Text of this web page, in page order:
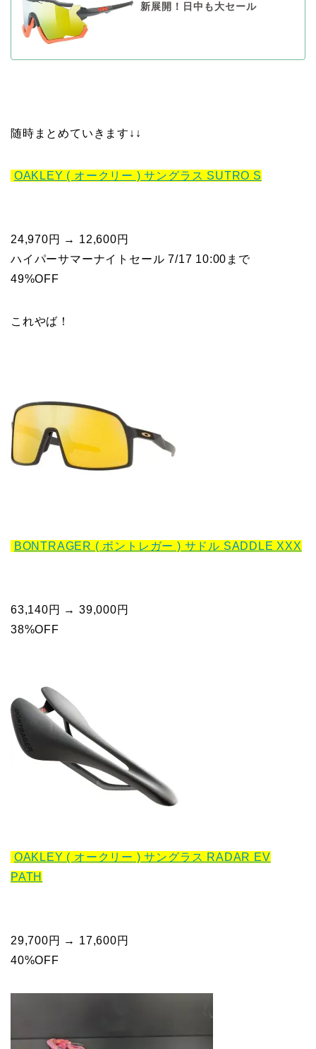
新展開！日中も大セール
随時まとめていきます↓↓
OAKLEY ( オークリー ) サングラス SUTRO S
24,970円 → 12,600円
ハイパーサマーナイトセール 7/17 10:00まで
49%OFF
これやば！
BONTRAGER ( ボントレガー ) サドル SADDLE XXX
63,140円 → 39,000円
38%OFF
OAKLEY ( オークリー ) サングラス RADAR EV
PATH
29,700円 → 17,600円
40%OFF